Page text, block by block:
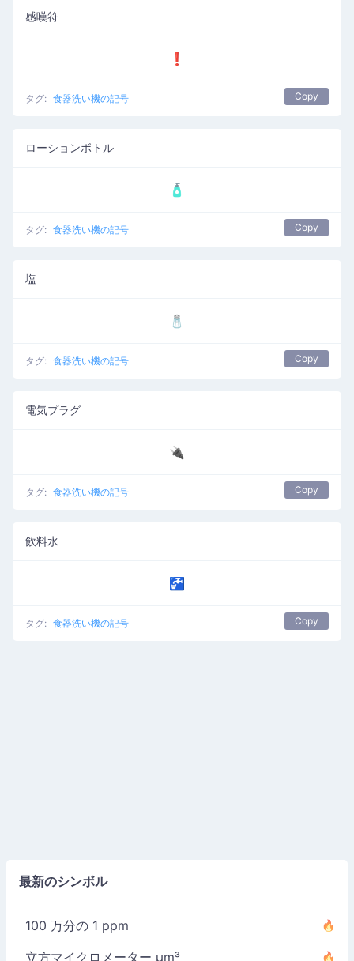
感嘆符
❗
タグ: 食器洗い機の記号 Copy
ローションボトル
🧴
タグ: 食器洗い機の記号 Copy
塩
🧂
タグ: 食器洗い機の記号 Copy
電気プラグ
🔌
タグ: 食器洗い機の記号 Copy
飲料水
🚰
タグ: 食器洗い機の記号 Copy
最新のシンボル
100 万分の 1 ppm
立方マイクロメーター µm³